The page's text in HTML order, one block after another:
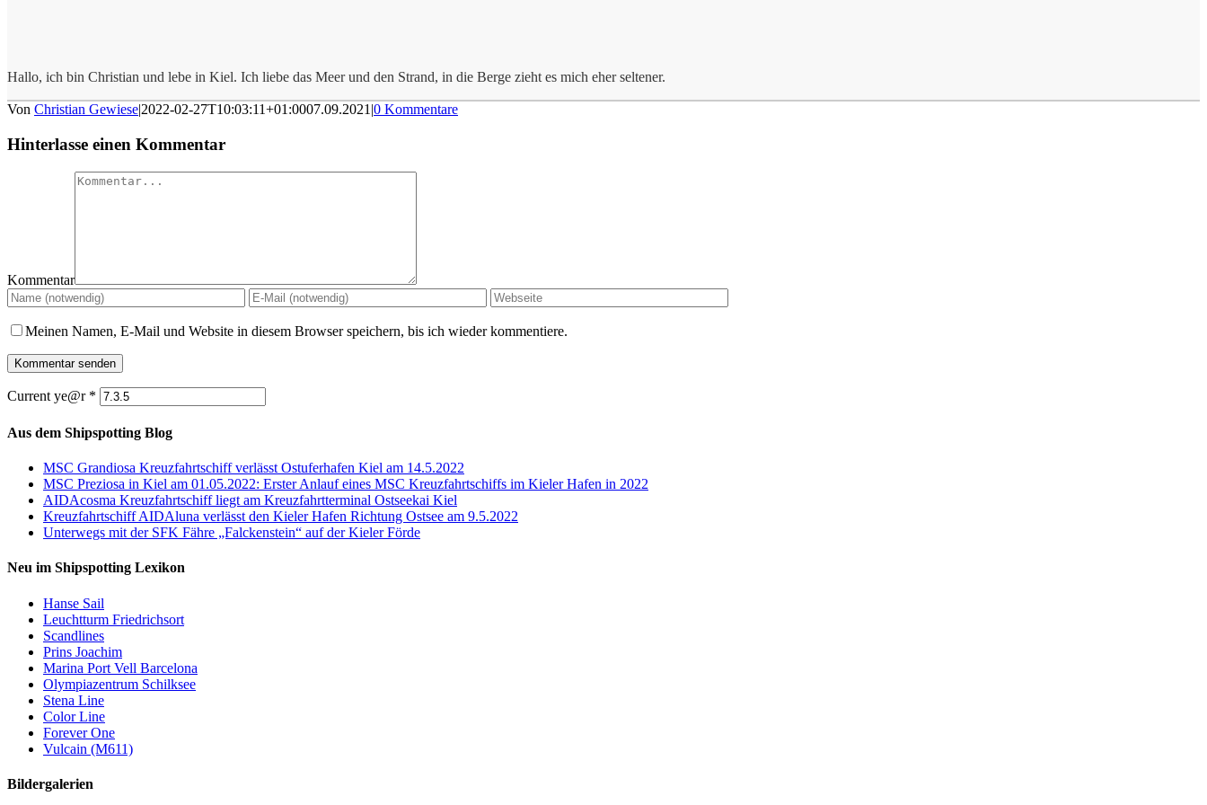
Hallo, ich bin Christian und lebe in Kiel. Ich liebe das Meer und den Strand, in die Berge zieht es mich eher seltener.
Von Christian Gewiese|2022-02-27T10:03:11+01:0007.09.2021 |0 Kommentare
Hinterlasse einen Kommentar
Kommentar
Meinen Namen, E-Mail und Website in diesem Browser speichern, bis ich wieder kommentiere.
Current ye@r *
Aus dem Shipspotting Blog
MSC Grandiosa Kreuzfahrtschiff verlässt Ostuferhafen Kiel am 14.5.2022
MSC Preziosa in Kiel am 01.05.2022: Erster Anlauf eines MSC Kreuzfahrtschiffs im Kieler Hafen in 2022
AIDAcosma Kreuzfahrtschiff liegt am Kreuzfahrtterminal Ostseekai Kiel
Kreuzfahrtschiff AIDAluna verlässt den Kieler Hafen Richtung Ostsee am 9.5.2022
Unterwegs mit der SFK Fähre „Falckenstein“ auf der Kieler Förde
Neu im Shipspotting Lexikon
Hanse Sail
Leuchtturm Friedrichsort
Scandlines
Prins Joachim
Marina Port Vell Barcelona
Olympiazentrum Schilksee
Stena Line
Color Line
Forever One
Vulcain (M611)
Bildergalerien